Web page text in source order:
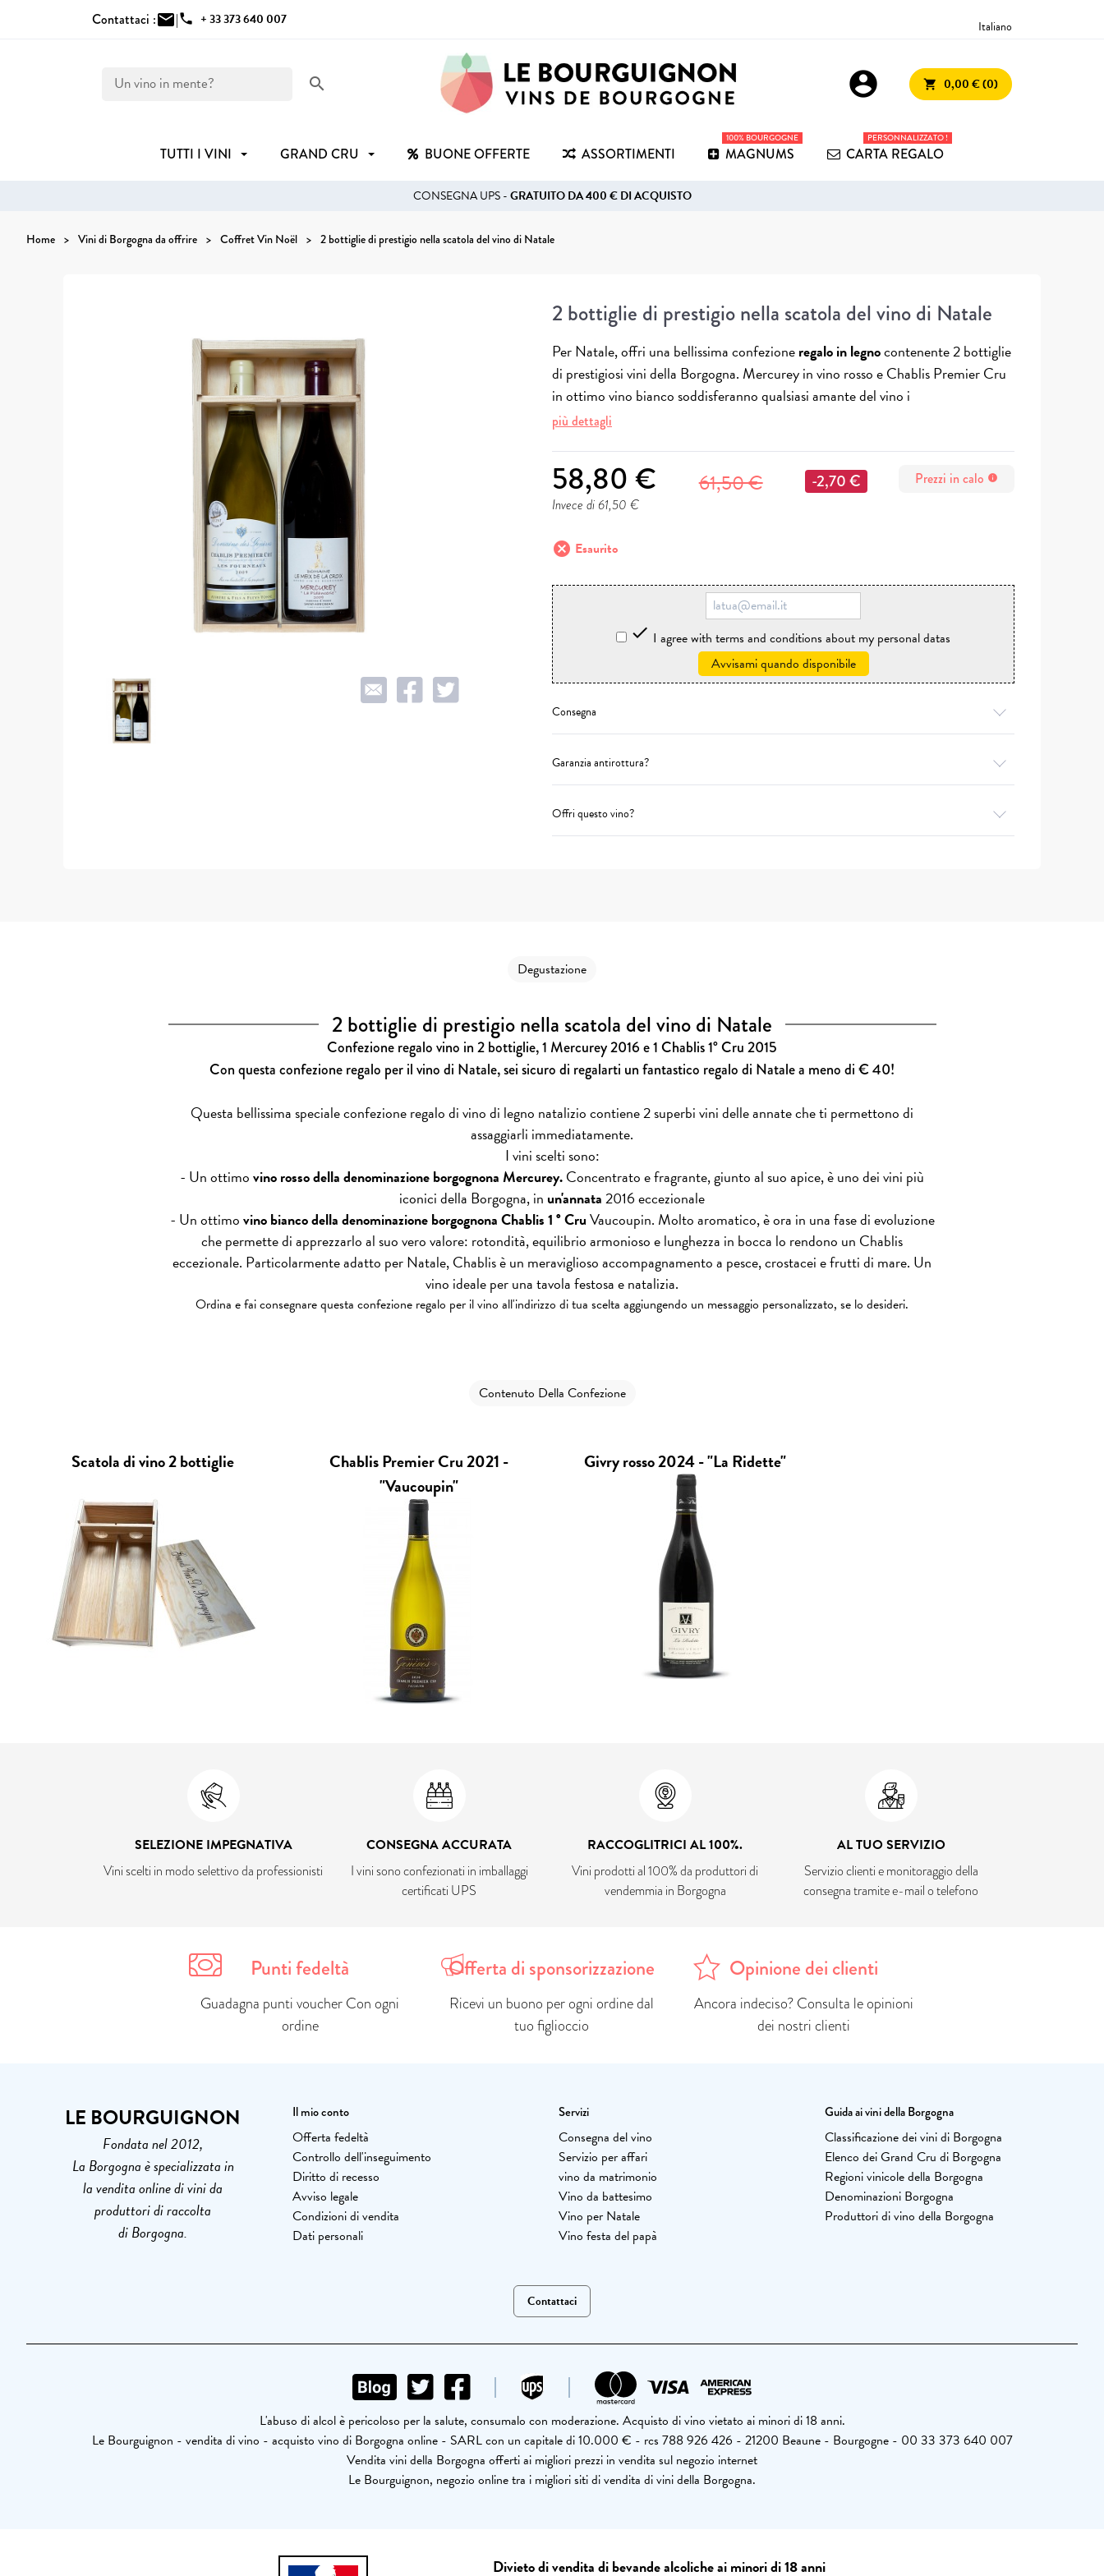
Contattaci :mail|phone + 33 373 640 007 Italiano
search account_circle shopping_cart 0,00 € (0)
TUTTI I VINI GRAND CRU BUONE OFFERTE ASSORTIMENTI MAGNUMS
100% BOURGOGNE
CARTA REGALO
PERSONNALIZZATO !
CONSEGNA UPS -GRATUITO DA 400 € DI ACQUISTO
Home Vini di Borgogna da offrire Coffret Vin Noël 2 bottiglie di prestigio nella scatola del vino di Natale
2 bottiglie di prestigio nella scatola del vino di Natale
Per Natale, offri una bellissima confezioneregalo in legnocontenente 2 bottiglie
di prestigiosi vini della Borgogna. Mercurey in vino rosso e Chablis Premier Cru
in ottimo vino bianco soddisferanno qualsiasi amante del vino i
più dettagli
58,80 € 61,50 € -2,70 € Prezzi in calo info
Invece di 61,50 €
cancel Esaurito
 I agree with terms and conditions about my personal datas
Avvisami quando disponibile
Consegna
Garanzia antirottura?
Offri questo vino?
Degustazione
2 bottiglie di prestigio nella scatola del vino di Natale
Confezione regalo vino in 2 bottiglie, 1 Mercurey 2016 e 1 Chablis 1° Cru 2015
Con questa confezione regalo per il vino di Natale, sei sicuro di regalarti un fantastico regalo di Natale a meno di € 40!
Questa bellissima speciale confezione regalo di vino di legno natalizio contiene 2 superbi vini delle annate che ti permettono di
assaggiarli immediatamente.
I vini scelti sono:
- Un ottimovino rosso della denominazione borgognonaMercurey.Concentrato e fragrante, giunto al suo apice, è uno dei vini più
iconici della Borgogna, in un'annata2016 eccezionale
- Un ottimovino bianco della denominazione borgognonaChablis 1 ° CruVaucoupin. Molto aromatico, è ora in una fase di evoluzione
che permette di apprezzarlo al suo vero valore: rotondità, equilibrio armonioso e lunghezza in bocca lo rendono un Chablis
eccezionale. Particolarmente adatto per Natale, Chablis è un meraviglioso accompagnamento a pesce, crostacei e frutti di mare. Un
vino ideale per una tavola festosa e natalizia.
Ordina e fai consegnare questa confezione regalo per il vino all'indirizzo di tua scelta aggiungendo un messaggio personalizzato, se lo desideri.
Contenuto Della Confezione
Scatola di vino 2 bottiglie
Chablis Premier Cru 2021 -
"Vaucoupin"
Givry rosso 2024 - "La Ridette"
SELEZIONE IMPEGNATIVA
Vini scelti in modo selettivo da professionisti
CONSEGNA ACCURATA
I vini sono confezionati in imballaggi
certificati UPS
RACCOGLITRICI AL 100%.
Vini prodotti al 100% da produttori di
vendemmia in Borgogna
AL TUO SERVIZIO
Servizio clienti e monitoraggio della
consegna tramite e-mail o telefono
Punti fedeltà
Guadagna punti voucher Con ogni
ordine
Offerta di sponsorizzazione
Ricevi un buono per ogni ordine dal
tuo figlioccio
Opinione dei clienti
Ancora indeciso? Consulta le opinioni
dei nostri clienti
LE BOURGUIGNON
Fondata nel 2012,
La Borgogna è specializzata in
la vendita online di vini da
produttori di raccolta
di Borgogna.
Il mio conto
Offerta fedeltà
Controllo dell'inseguimento
Diritto di recesso
Avviso legale
Condizioni di vendita
Dati personali
Servizi
Consegna del vino
Servizio per affari
vino da matrimonio
Vino da battesimo
Vino per Natale
Vino festa del papà
Guida ai vini della Borgogna
Classificazione dei vini di Borgogna
Elenco dei Grand Cru di Borgogna
Regioni vinicole della Borgogna
Denominazioni Borgogna
Produttori di vino della Borgogna
Contattaci
L'abuso di alcol è pericoloso per la salute, consumalo con moderazione. Acquisto di vino vietato ai minori di 18 anni.
Le Bourguignon - vendita di vino - acquisto vino di Borgogna online - SARL con un capitale di 10.000 € - rcs 788 926 426 - 21200 Beaune - Bourgogne - 00 33 373 640 007
Vendita vini della Borgogna offerti ai migliori prezzi in vendita sul negozio internet
Le Bourguignon, negozio online tra i migliori siti di vendita di vini della Borgogna.
Divieto di vendita di bevande alcoliche ai minori di 18 anni